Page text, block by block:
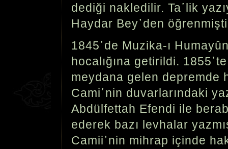
dediği nakledilir. Ta῾lik
Haydar Bey῾den
1845῾de Muzika-ı
hocalığına getirildi.
meydana gelen depremde
Cami῾nin duvarlarındaki
Abdülfettah Efendi ile
ederek bazı levhalar
Camii῾nin mihrap içinde